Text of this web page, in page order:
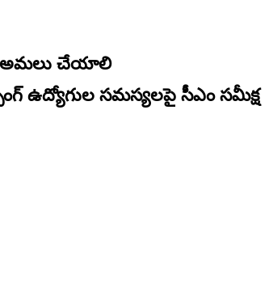
అమలు చేయాలి
ఉద్యోగుల సమస్యలపై సీఎం సమీక్ష